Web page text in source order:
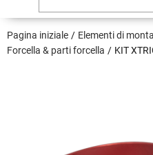
Pagina iniziale Elementi di
Forcella & parti forcella
KIT